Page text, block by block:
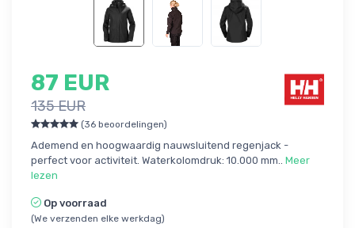
87 EUR
135 EUR
(36 beoordelingen)
Ademend en hoogwaardig nauwsluitend regenjack -
perfect voor activiteit. Waterkolomdruk: 10.000 mm.. Meer
lezen
Op voorraad
(We verzenden elke werkdag)